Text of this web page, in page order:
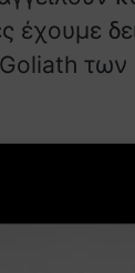
έχουμε